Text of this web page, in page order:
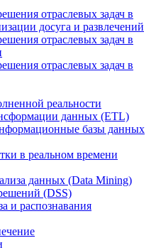
отраслевых задач в
досуга и развлечений
отраслевых задач в
отраслевых задач в
реальности
данных (ETL)
базы данных
в реальном времени
данных (Data Mining)
(DSS)
и распознавания